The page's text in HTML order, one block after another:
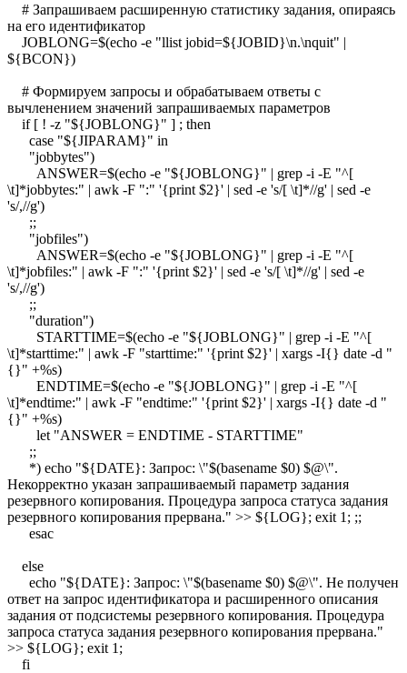
# Запрашиваем расширенную статистику задания, опираясь
на его идентификатор
JOBLONG=$(echo -e "llist jobid=${JOBID}\n.\nquit" |
${BCON})
# Формируем запросы и обрабатываем ответы с
вычленением значений запрашиваемых параметров
if [ ! -z "${JOBLONG}" ] ; then
case "${JIPARAM}" in
"jobbytes")
ANSWER=$(echo -e "${JOBLONG}" | grep -i -E "^[
\t]*jobbytes:" | awk -F ":" '{print $2}' | sed -e 's/[ \t]*//g' | sed -e
's/,//g')
;;
"jobfiles")
ANSWER=$(echo -e "${JOBLONG}" | grep -i -E "^[
\t]*jobfiles:" | awk -F ":" '{print $2}' | sed -e 's/[ \t]*//g' | sed -e
's/,//g')
;;
"duration")
STARTTIME=$(echo -e "${JOBLONG}" | grep -i -E "^[
\t]*starttime:" | awk -F "starttime:" '{print $2}' | xargs -I{} date -d "
{}" +%s)
ENDTIME=$(echo -e "${JOBLONG}" | grep -i -E "^[
\t]*endtime:" | awk -F "endtime:" '{print $2}' | xargs -I{} date -d "
{}" +%s)
let "ANSWER = ENDTIME - STARTTIME"
;;
*) echo "${DATE}: Запрос: \"$(basename $0) $@\".
Некорректно указан запрашиваемый параметр задания
резервного копирования. Процедура запроса статуса задания
резервного копирования прервана." >> ${LOG}; exit 1; ;;
esac
else
echo "${DATE}: Запрос: \"$(basename $0) $@\". Не получен
ответ на запрос идентификатора и расширенного описания
задания от подсистемы резервного копирования. Процедура
запроса статуса задания резервного копирования прервана."
>> ${LOG}; exit 1;
fi